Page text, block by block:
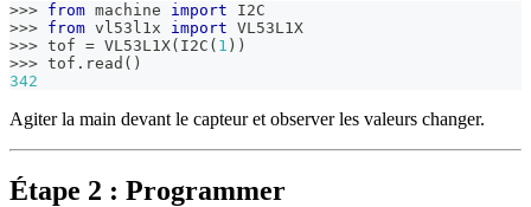
>>> from machine import I2C
>>> from vl53l1x import VL53L1X
>>> tof = VL53L1X( I2C ( 1 ) )
>>> tof . read ( )
342
Agiter la main devant le capteur et observer les valeurs changer.
Étape 2 : Programmer